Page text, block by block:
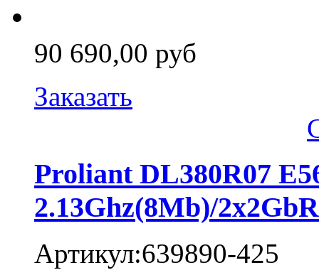
90 690,00 руб
Заказать
Proliant DL380R07
2.13Ghz(8Mb)/
Артикул:639890-425